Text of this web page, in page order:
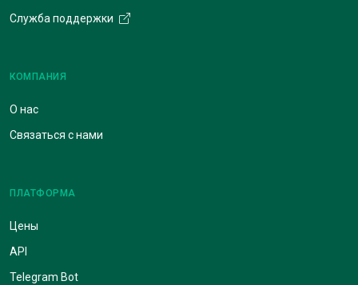
Служба поддержки
КОМПАНИЯ
О нас
Связаться с нами
ПЛАТФОРМА
Цены
API
Telegram Bot